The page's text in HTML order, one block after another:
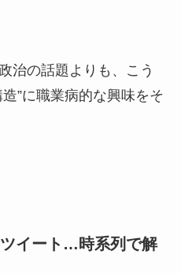
治の話題よりも、こう
”に職業病的な興味をそ
イート…時系列で解